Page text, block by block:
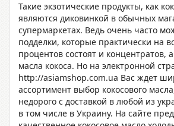
Такие экзотические продукты, как
являются диковинкой в обычных
супермаркетах. Ведь очень часто
подделки, которые практически на
процентов состоят и концентратов,
масла кокоса. Но на электронной
http://asiamshop.com.ua Вас ждет
ассортимент выбор кокосового
недорого с доставкой в любой из
в том числе в Украину. На сайте